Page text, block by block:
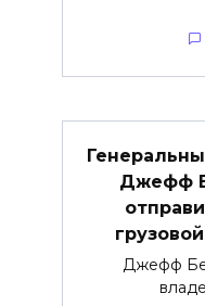
Джефф
Джефф